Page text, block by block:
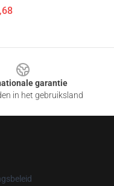
garantie
in het gebruiksland